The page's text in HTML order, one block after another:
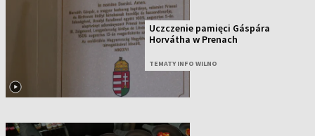
Uczczenie pamięci Gáspára
Horvátha w Prenach
TEMATY INFO WILNO